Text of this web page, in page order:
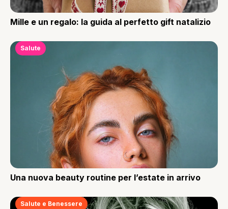
Mille e un regalo: la guida al perfetto gift natalizio
Salute
Una nuova beauty routine per l’estate in arrivo
Salute e Benessere